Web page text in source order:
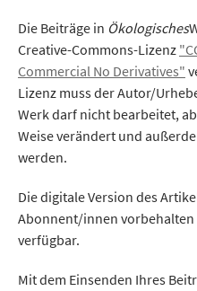
Die Beiträge in Ökologisches
Creative-Commons-Lizenz
Commercial No Derivatives"
Lizenz muss der Autor/
Werk darf nicht bearbeitet,
Weise verändert und
werden.
Die digitale Version des
Abonnent/innen vorbehalten
verfügbar.
Mit dem Einsenden Ihres